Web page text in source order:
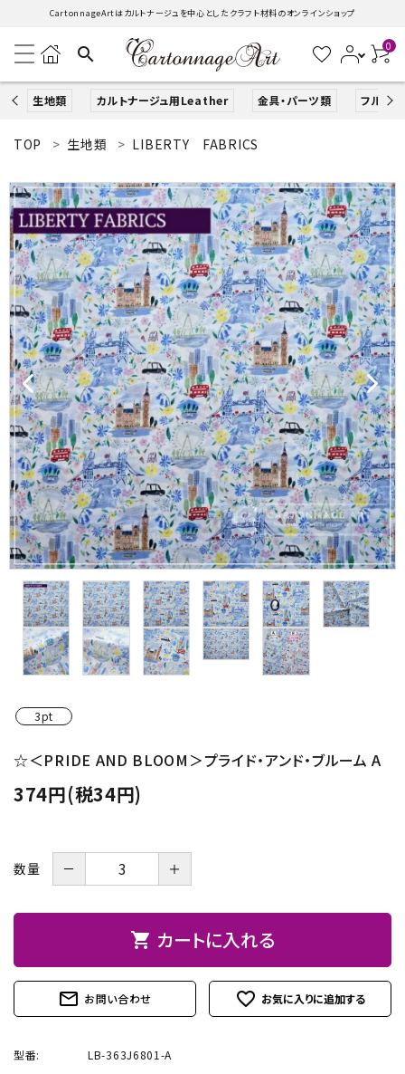
CartonnageArtはカルトナージュを中心としたクラフト材料のオンラインショップ
search 0
生地類 カルトナージュ用Leather 金具・パーツ類 フルキッ
search
ACCOUNT MENU
ようこそ ゲスト 様
ログイン 新規会員登録
生地類
カルトナージュLeather用
金具・パーツ類
フルキット
Jolipapier
デコレーション材料
道具類
基本材料
ガイドライン
TOP 生地類 LIBERTY FABRICS
3pt
☆＜PRIDE AND BLOOM＞プライド・アンド・ブルーム A
374円(税34円)
数量 － ＋
shopping_cart カートに入れる
mail_outline お問い合わせ favorite_outline
型番: LB-363J6801-A